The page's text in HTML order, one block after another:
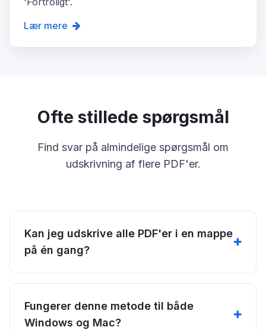
Lær mere
Ofte stillede spørgsmål
Find svar på almindelige spørgsmål om
udskrivning af flere PDF'er.
Kan jeg udskrive alle PDF'er i en mappe
på én gang?
Fungerer denne metode til både
Windows og Mac?